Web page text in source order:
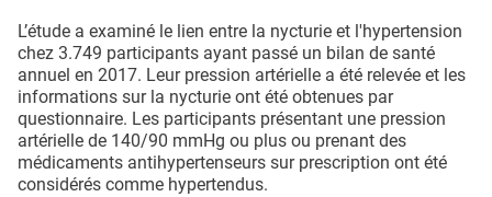
L’étude a examiné le lien entre la nycturie et l'hypertension
chez 3.749 participants ayant passé un bilan de santé
annuel en 2017. Leur pression artérielle a été relevée et les
informations sur la nycturie ont été obtenues par
questionnaire. Les participants présentant une pression
artérielle de 140/90 mmHg ou plus ou prenant des
médicaments antihypertenseurs sur prescription ont été
considérés comme hypertendus.